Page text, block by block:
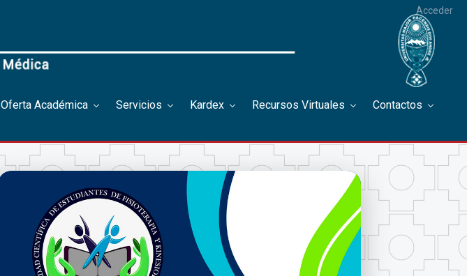
Acceder
Oferta Académica Servicios Kardex Recursos Virtuales Contactos